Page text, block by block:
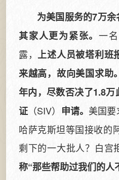
为美国服务的7万
其家人更为紧张。一
露， 上述人员被塔利班
来越高，故向美国求助
年内，尽数否决了1.8
证 （SIV） 申请。 美国
哈萨克斯坦等国接收的
剩下的一大批人？白宫
称“那些帮助过我们的人